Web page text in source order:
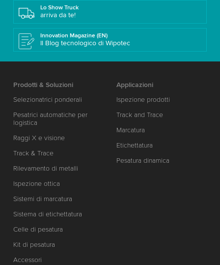
Lo Show Truck
arriva da te!
Innovation Magazine (EN)
Il Blog tecnologico di Wipotec
Prodotti & Soluzioni
Selezionatrici ponderali
Pesatrici automatiche per
logistica
Raggi X e visione
Track & Trace
Rilevamento di metalli
Ispezione ottica
Sistemi di marcatura
Sistema di etichettatura
Celle di pesatura
Kit di pesatura
Accessori
Applicazioni
Ispezione prodotti
Track and Trace
Marcatura
Etichettatura
Pesatura dinamica